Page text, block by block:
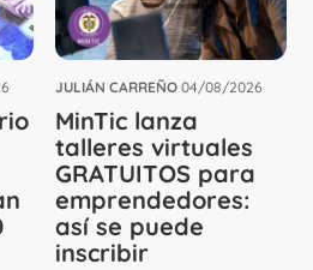
JULIÁN CARREÑO 04/08/2026
MinTic lanza
talleres virtuales
GRATUITOS para
emprendedores:
así se puede
inscribir